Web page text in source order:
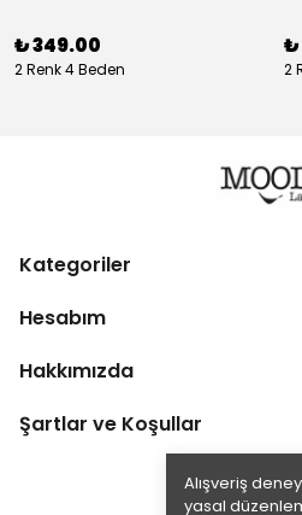
Alışveriş
yasal
₺ 349.00
2 Renk 4 Beden
₺
2
Kategoriler
Hesabım
Hakkımızda
Şartlar ve Koşullar